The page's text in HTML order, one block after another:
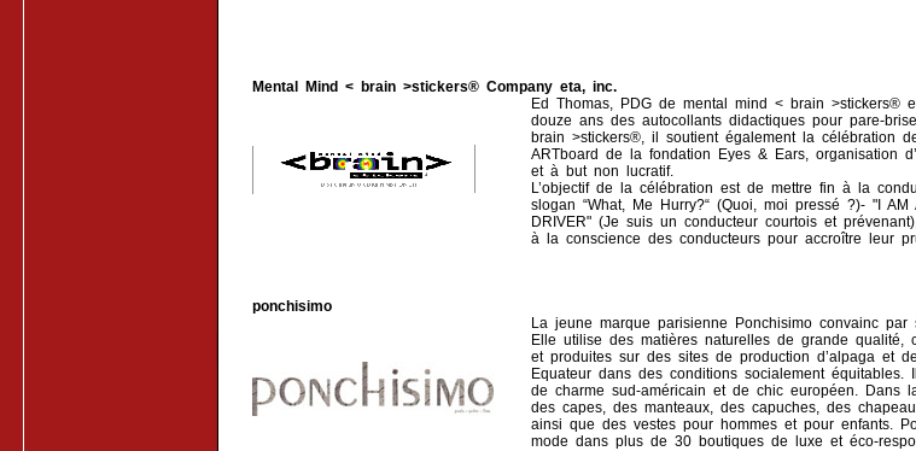
Mental Mind < brain >stickers® Company eta, inc.
Ed Thomas, PDG de mental mind < brain >stickers®
douze ans des autocollants didactiques pour pare-
brain >stickers®, il soutient également la célébration
ARTboard de la fondation Eyes & Ears, organisation
et à but non lucratif.
L’objectif de la célébration est de mettre fin à la
slogan “What, Me Hurry?“ (Quoi, moi pressé ?)- "I AM
DRIVER" (Je suis un conducteur courtois et
à la conscience des conducteurs pour accroître leur
ponchisimo
La jeune marque parisienne Ponchisimo convainc
Elle utilise des matières naturelles de grande qualité,
et produites sur des sites de production d’alpaga et
Equateur dans des conditions socialement
de charme sud-américain et de chic européen. Dans
des capes, des manteaux, des capuches, des
ainsi que des vestes pour hommes et pour enfants.
mode dans plus de 30 boutiques de luxe et éco-